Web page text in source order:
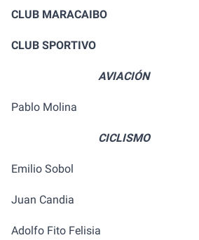
CLUB MARACAIBO
CLUB SPORTIVO
AVIACIÓN
Pablo Molina
CICLISMO
Emilio Sobol
Juan Candia
Adolfo Fito Felisia